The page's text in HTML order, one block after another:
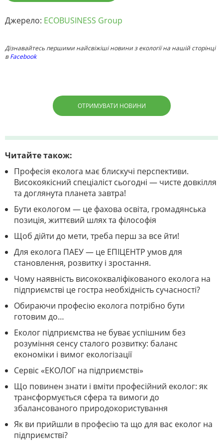
Джерело: ECOBUSINESS Group
Дізнавайтесь першими найсвіжіші новини з екології на нашій сторінці
вFacebook
ОТРИМУВАТИ НОВИНИ
Читайте також:
Професія еколога має блискучі перспективи.
Високоякісний спеціаліст сьогодні — чисте довкілля
та доглянута планета завтра!
Бути екологом — це фахова освіта, громадянська
позиція, життєвий шлях та філософія
Щоб дійти до мети, треба перш за все йти!
Для еколога ПАЕУ — це ЕПІЦЕНТР умов для
становлення, розвитку і зростання.
Чому наявність висококваліфікованого еколога на
підприємстві це гостра необхідність сучасності?
Обираючи професію еколога потрібно бути
готовим до…
Еколог підприємства не буває успішним без
розуміння сенсу сталого розвитку: баланс
економіки і вимог екологізації
Сервіс «ЕКОЛОГ на підприємстві»
Що повинен знати і вміти професійний еколог: як
трансформується сфера та вимоги до
збалансованого природокористування
Як ви прийшли в професію та що для вас еколог на
підприємстві?